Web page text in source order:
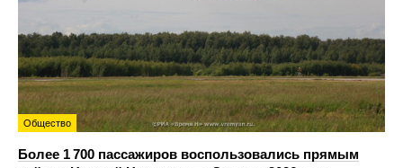
Общество
Более 1 700 пассажиров воспользовались прямым